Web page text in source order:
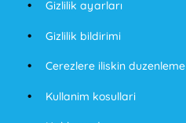
Gizlilik ayarları
Gizlilik bildirimi
Cerezlere iliskin duzenleme
Kullanim kosullari